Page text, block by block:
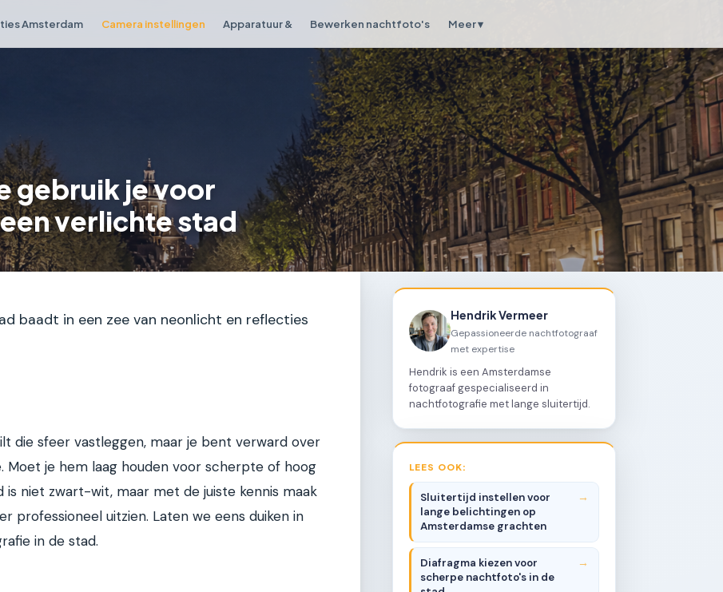
Amsterdam Camera instellingen Apparatuur & Bewerken nachtfoto's Meer ▾
gebruik je voor
verlichte stad
baadt in een zee van neonlicht en reflecties
die sfeer vastleggen, maar je bent verward over
Moet je hem laag houden voor scherpte of hoog
niet zwart-wit, maar met de juiste kennis maak
professioneel uitzien. Laten we eens duiken in
in de stad.
Hendrik Vermeer
Gepassioneerde nachtfotograaf
met expertise
Hendrik is een Amsterdamse
fotograaf gespecialiseerd in
nachtfotografie met lange sluitertijd.
LEES OOK:
Sluitertijd instellen voor
lange belichtingen op
Amsterdamse grachten
Diafragma kiezen voor
scherpe nachtfoto's in de